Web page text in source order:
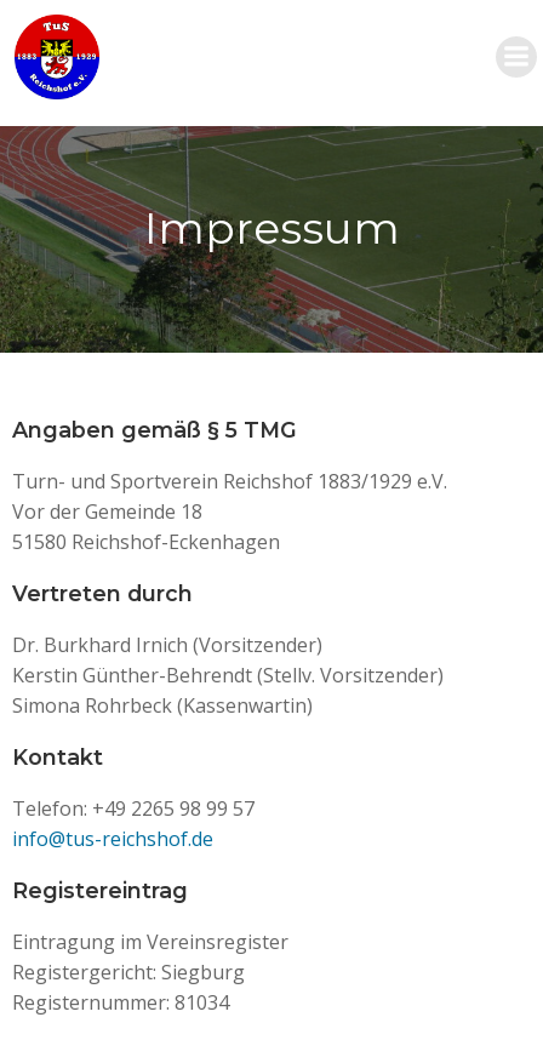
Impressum
Angaben gemäß § 5 TMG
Turn- und Sportverein Reichshof 1883/1929 e.V.
Vor der Gemeinde 18
51580 Reichshof-Eckenhagen
Vertreten durch
Dr. Burkhard Irnich (Vorsitzender)
Kerstin Günther-Behrendt (Stellv. Vorsitzender)
Simona Rohrbeck (Kassenwartin)
Kontakt
Telefon: +49 2265 98 99 57
info@tus-reichshof.de
Registereintrag
Eintragung im Vereinsregister
Registergericht: Siegburg
Registernummer: 81034